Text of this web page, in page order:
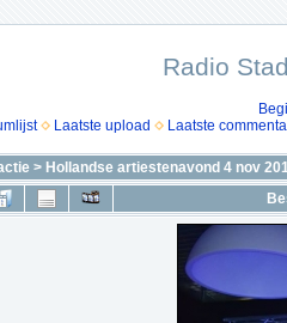
Radio
Laatste upload Laatste
> Hollandse artiestenavond 4 nov